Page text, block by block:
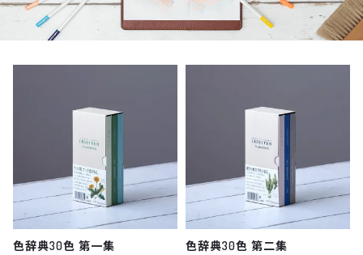
色辞典30色 第一集 色辞典30色 第二集